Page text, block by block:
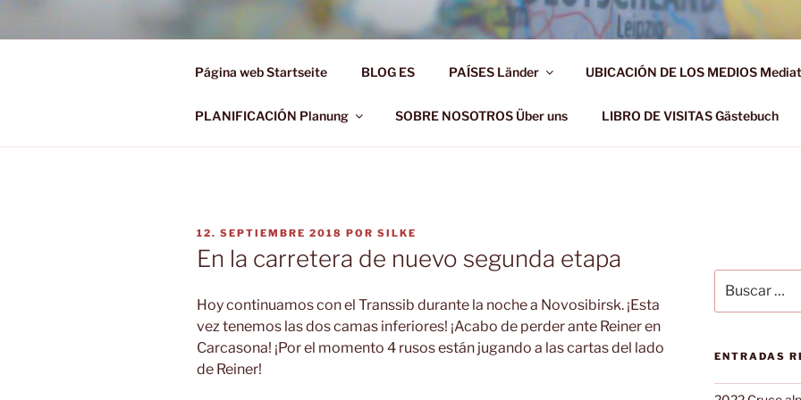
Saltar
Ü50 EIN JAHR DIE WELT
Página web Startseite BLOG ES PAÍSES Länder UBICACIÓN DE LOS MEDIOS
PLANIFICACIÓN Planung SOBRE NOSOTROS Über uns LIBRO DE VISITAS Gästebuch
PUBLICADO
EL
12. SEPTIEMBRE 2018 POR SILKE
En la carretera de nuevo segunda etapa
Hoy continuamos con el Transsib durante la noche a Novosibirsk. ¡Esta
vez tenemos las dos camas inferiores! ¡Acabo de perder ante Reiner en
Carcasona! ¡Por el momento 4 rusos están jugando a las cartas del lado
de Reiner!
por:
ENTRADAS